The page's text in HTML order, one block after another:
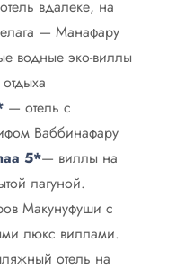
вдалеке, на
— Манафару
водные эко-виллы
— отель с
Ваббинафару
5*— виллы на
лагуной.
Макунуфуши с
люкс виллами.
отель на